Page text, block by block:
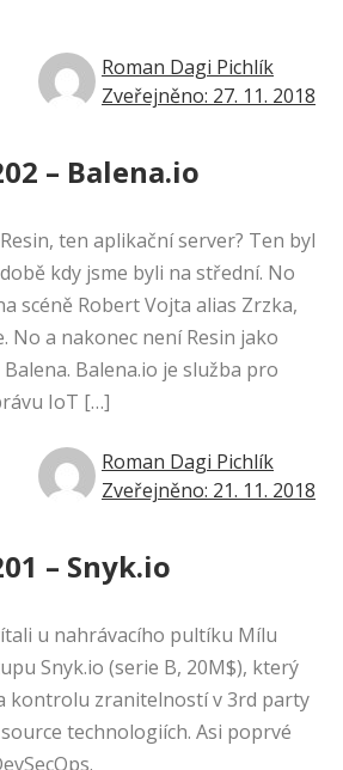
Roman Dagi Pichlík
Zveřejněno: 27. 11. 2018
– Balena.io
ten aplikační server? Ten byl
kdy jsme byli na střední. No
scéně Robert Vojta alias Zrzka,
No a nakonec není Resin jako
Balena.io je služba pro
IoT […]
Roman Dagi Pichlík
Zveřejněno: 21. 11. 2018
– Snyk.io
u nahrávacího pultíku Mílu
Snyk.io (serie B, 20M$), který
kontrolu zranitelností v 3rd party
technologiích. Asi poprvé